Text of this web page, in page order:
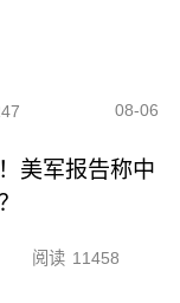
08-06
美军报告称中
阅读 11458